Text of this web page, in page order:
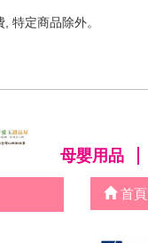
特定商品除外。
母嬰用品
首頁